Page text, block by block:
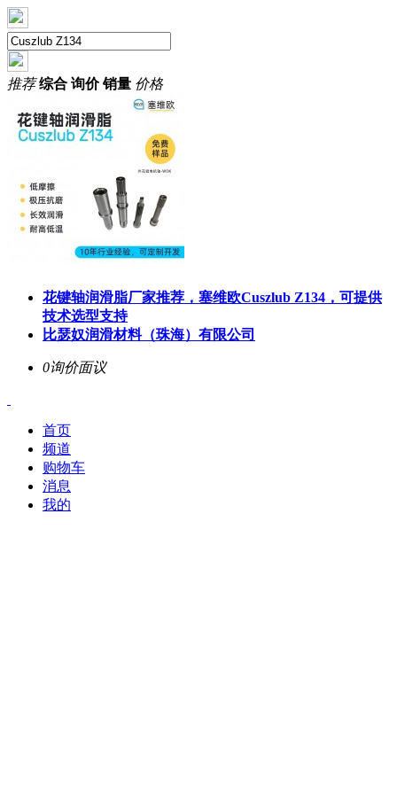
推荐 综合 询价 销量 价格
花键轴润滑脂厂家推荐，塞维欧Cuszlub Z134 ，可提供
技术选型支持
比瑟奴润滑材料（珠海）有限公司
0询价面议
首页
频道
购物车
消息
我的